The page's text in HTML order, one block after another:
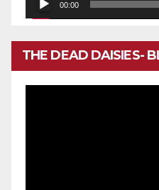
00:00
THE DEAD DAISIES-